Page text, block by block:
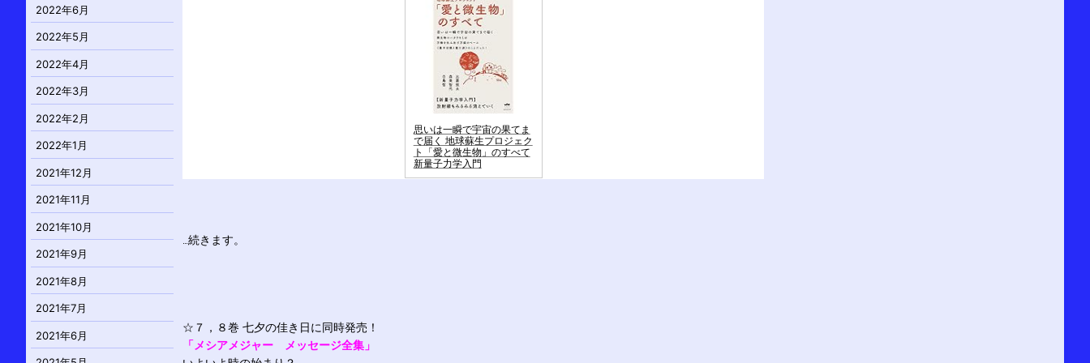
思いは一瞬で宇宙の果てま
で届く 地球蘇生プロジェク
ト「愛と微生物」のすべて
新量子力学入門
…続きます。
☆７，８巻 七夕の佳き日に同時発売！
「メシアメジャー メッセージ全集」
2022年6月
2022年5月
2022年4月
2022年3月
2022年2月
2022年1月
2021年12月
2021年11月
2021年10月
2021年9月
2021年8月
2021年7月
2021年6月